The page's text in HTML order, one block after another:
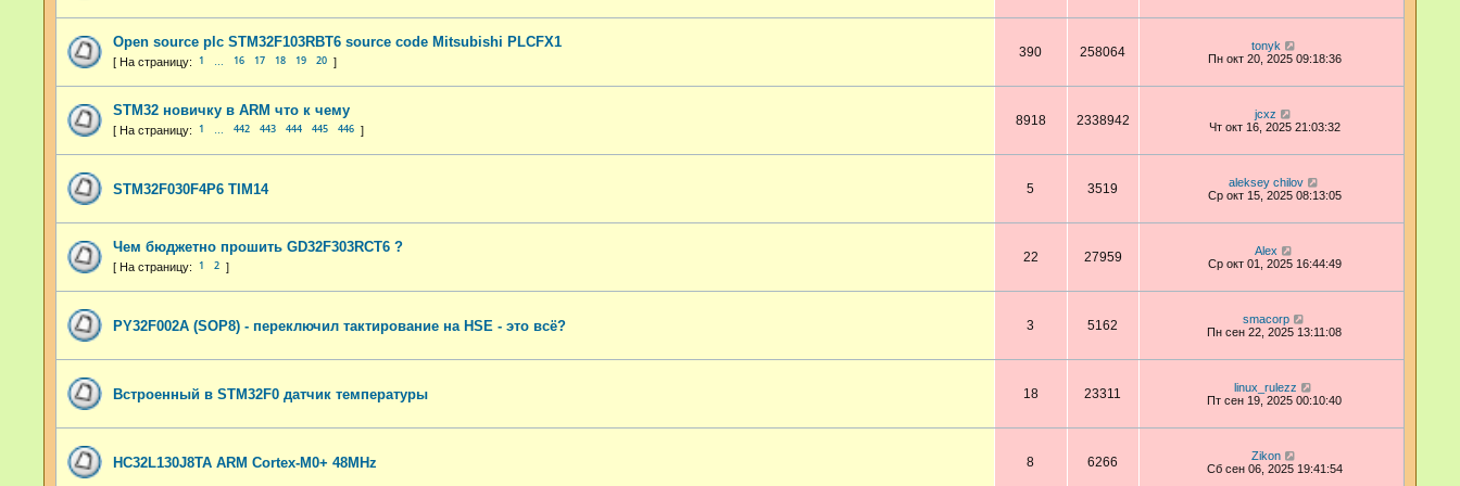
Open source plc STM32F103RBT6 source code Mitsubishi PLCFX1
1 16 17 18 19 20
390 258064
tonyk
Пн окт 20, 2025 09:18:36
STM32 новичку в ARM что к чему
1 442 443 444 445 446
8918 2338942
jcxz
Чт окт 16, 2025 21:03:32
STM32F030F4P6 TIM14 5 3519
aleksey chilov
Ср окт 15, 2025 08:13:05
Чем бюджетно прошить GD32F303RCT6 ?
1 2
22 27959
Аlex
Ср окт 01, 2025 16:44:49
PY32F002A (SOP8) - переключил тактирование на HSE - это всё? 3 5162
smacorp
Пн сен 22, 2025 13:11:08
Встроенный в STM32F0 датчик температуры 18 23311
linux_rulezz
Пт сен 19, 2025 00:10:40
HC32L130J8TA ARM Cortex-M0+ 48MHz 8 6266
Zikon
Сб сен 06, 2025 19:41:54